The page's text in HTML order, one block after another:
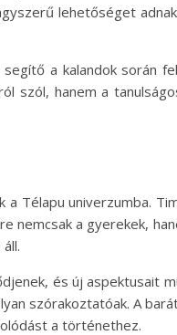
lehetőséget
a kalandok során
szól, hanem a
Télapu univerzumba.
nemcsak a gyerekek,
és új aspektusait
szórakoztatóak. A
a történethez.